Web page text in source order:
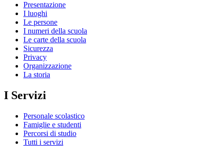
Presentazione
I luoghi
Le persone
I numeri della scuola
Le carte della scuola
Sicurezza
Privacy
Organizzazione
La storia
I Servizi
Personale scolastico
Famiglie e studenti
Percorsi di studio
Tutti i servizi